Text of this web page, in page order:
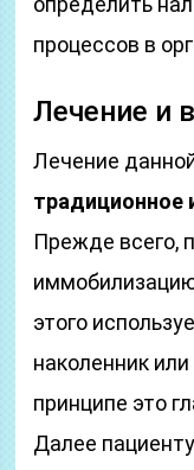
процессов в
Лечение и
Лечение
традиционное
Прежде всего,
этого
наколенник
принципе это
Далее